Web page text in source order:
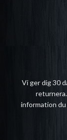
Vi ger dig 30
information